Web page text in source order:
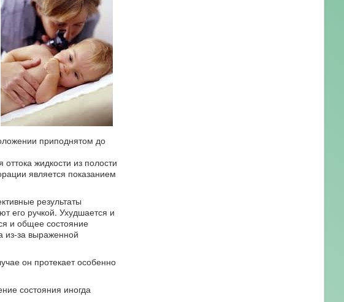
приподнятом до
жидкости из полости
является показанием
результаты
его ручкой. Ухудшается и
и общее состояние
из-за выраженной
он протекает особенно
состояния иногда